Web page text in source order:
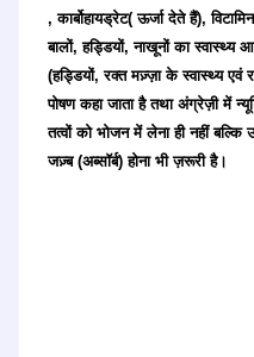
, कार्बोहायड्रेट( ऊर्जा देते हैं),
बालों, हड्डियों, नाखूनों का
(हड्डियों, रक्त मज़्ज़ा के स्वास्थ्य एवं
पोषण कहा जाता है तथा अंग्रेज़ी में
तत्वों को भोजन में लेना ही नहीं
जज़्ब (अब्सॉर्ब) होना भी ज़रूरी है।